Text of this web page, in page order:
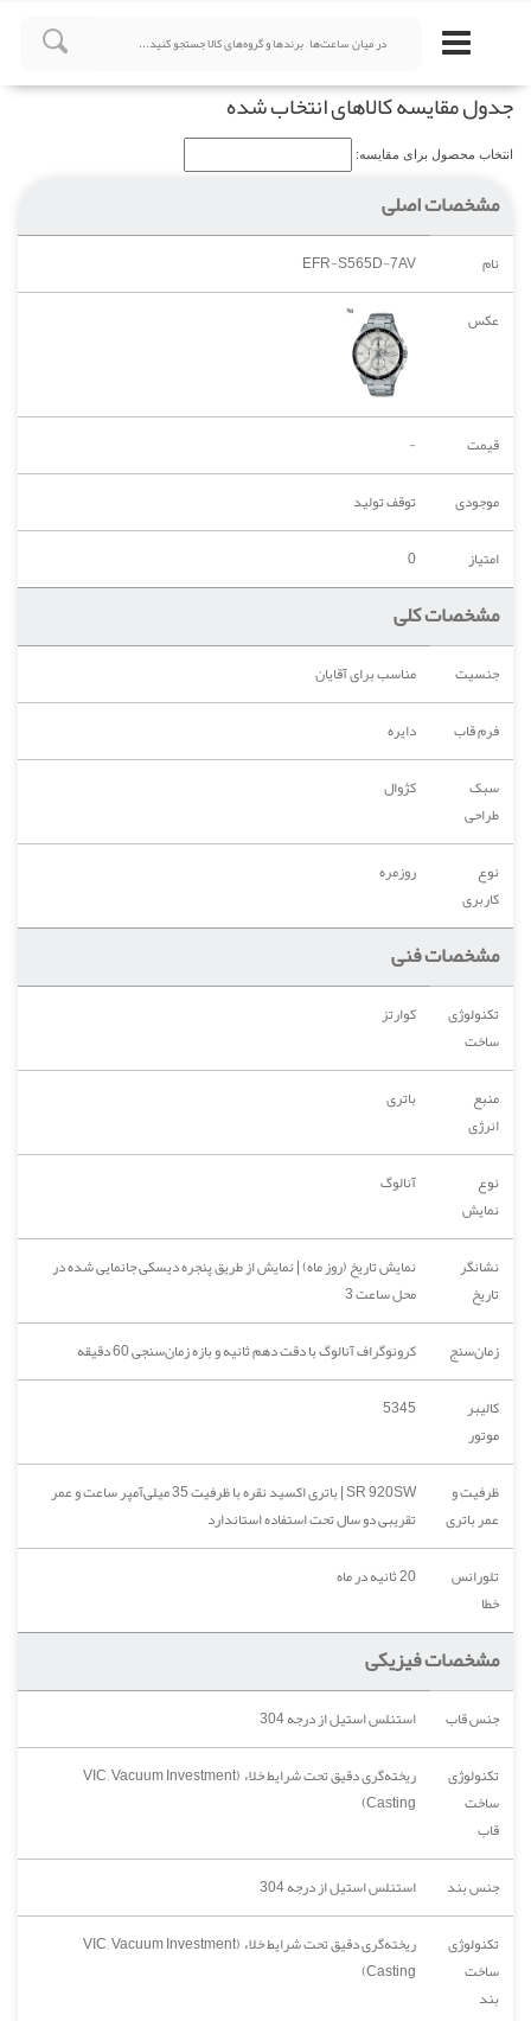
جدول مقایسه کالاهای انتخاب شده
انتخاب محصول برای مقایسه:
مشخصات اصلی
نام
EFR-S565D-7AV
عکس
قیمت
-
موجودی
توقف تولید
امتیاز
0
مشخصات کلی
جنسیت
مناسب برای آقایان
فرم قاب
دایره
سبک
طراحی
کژوال
نوع
کاربری
روزمره
مشخصات فنی
تکنولوژی
ساخت
کوارتز
منبع
انرژی
باتری
نوع
نمایش
آنالوگ
نشانگر
تاریخ
نمایش تاریخ (روز ماه) | نمایش از طریق پنجره دیسکی جانمایی شده در
محل ساعت 3
زمان‌سنج
کرونوگراف آنالوگ با دقت دهم ثانیه و بازه زمان‌سنجی 60 دقیقه
کالیبر
موتور
5345
ظرفیت و
عمر باتری
SR 920SW | باتری اکسید نقره با ظرفیت 35 میلی‌آمپر ساعت و عمر
تقریبی دو سال تحت استفاده استاندارد
تلورانس
خطا
20 ثانیه در ماه
مشخصات فیزیکی
جنس قاب
استنلس استیل از درجه 304
تکنولوژی
ساخت
قاب
ریخته‌گری دقیق تحت شرایط خلاء (VIC; Vacuum Investment
Casting)
جنس بند
استنلس استیل از درجه 304
تکنولوژی
ساخت
بند
ریخته‌گری دقیق تحت شرایط خلاء (VIC; Vacuum Investment
Casting)